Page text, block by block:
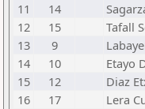
11
14
12
15 Tafall
13
9
14
10 Etayo
15
12 Diaz
16
17 Lera